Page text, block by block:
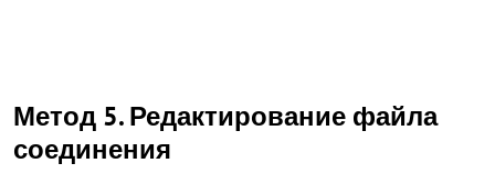
Метод 5. Редактирование файла
соединения